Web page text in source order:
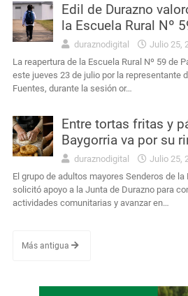
Edil de Durazno
la Escuela Rural Nº
duraznodigital Julio 25,
La reapertura de la Escuela Rural Nº 59 de
este jueves 23 de julio por la representante
Fuentes, durante la sesión or…
Entre tortas fritas y
Baygorria va por su
duraznodigital Julio 25,
El grupo de adultos mayores Senderos de la
solicitó apoyo a la Junta de Durazno para
actividades comunitarias y avanzar en…
Más antigua